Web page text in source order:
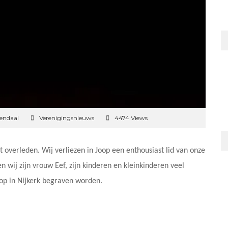
Verenigingsnieuws 4474 Views
overleden. Wij verliezen in Joop een enthousiast lid van onze
wij zijn vrouw Eef, zijn kinderen en kleinkinderen veel
in Nijkerk begraven worden.